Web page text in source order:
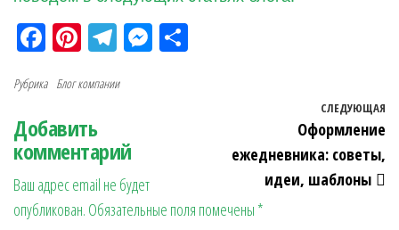
Fa
bo
ok
Pi
er
es
t
Te
gr
m
M
Рубрика Блог компании
Навигация по записям СЛЕДУЮЩАЯ
Оформление
ежедневника: советы,
идеи, шаблоны
Добавить
комментарий
Ваш адрес email не будет
опубликован. Обязательные поля помечены *